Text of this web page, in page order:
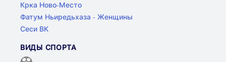
Крка Ново-Место
Фатум Ньиредьхаза - Женщины
Сеси ВК
ВИДЫ СПОРТА